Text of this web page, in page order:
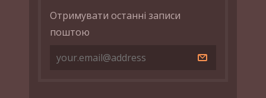
Отримувати останні записи
поштою